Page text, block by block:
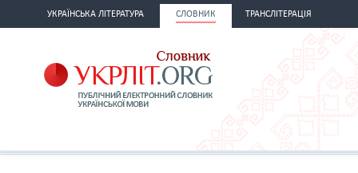
УКРАЇНСЬКА ЛІТЕРАТУРА СЛОВНИК ТРАНСЛІТЕРАЦІЯ